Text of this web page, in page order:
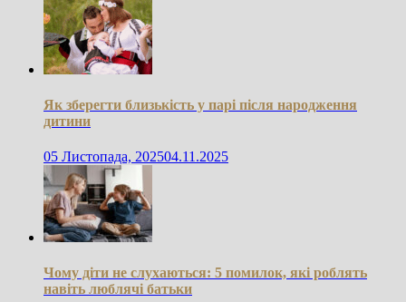
Як зберегти близькість у парі після народження
дитини
05 Листопада, 202504.11.2025
Чому діти не слухаються: 5 помилок, які роблять
навіть люблячі батьки